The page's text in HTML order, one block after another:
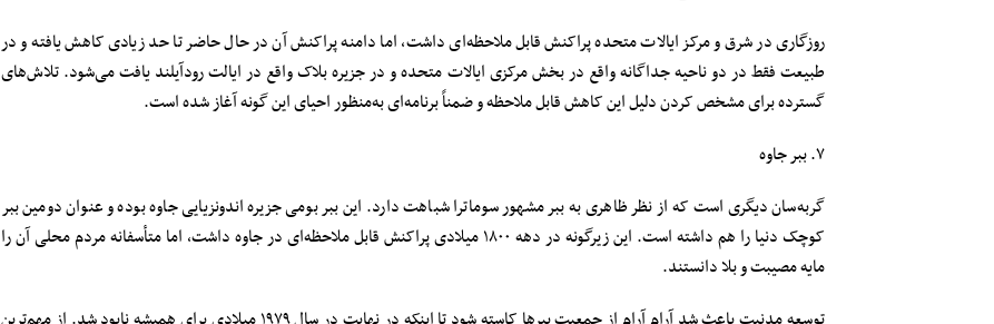
روزگاری در شرق و مرکز ایالات متحده پراکنش قابل ملاحظه‌ای داشت، اما دامنه پراکنش آن در حال حاضر تا حد زیادی کاهش یافته و در
طبیعت فقط در دو ناحیه جداگانه واقع در بخش مرکزی ایالات متحده و در جزیره بلاک واقع در ایالت رودآیلند یافت می‌شود. تلاش‌های
گسترده برای مشخص کردن دلیل این کاهش قابل ملاحظه و ضمناً برنامه‌ای به‌منظور احیای این گونه آغاز شده است.
۷. ببر جاوه
گربه‌سان دیگری است که از نظر ظاهری به ببر مشهور سوماترا شباهت دارد. این ببر بومی جزیره اندونزیایی جاوه بوده و عنوان دومین ببر
کوچک دنیا را هم داشته است. این زیرگونه در دهه ۱۸۰۰ میلادی پراکنش قابل ملاحظه‌ای در جاوه داشت، اما متأسفانه مردم محلی آن را
مایه مصیبت و بلا دانستند.